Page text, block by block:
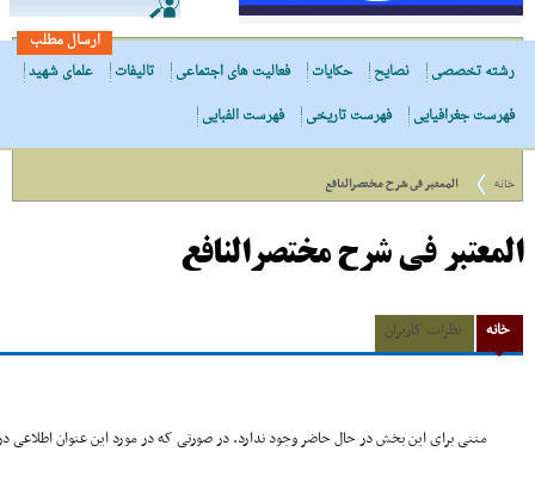
ارسال مطلب
رشته تخصصی
نصایح حکایات فعالیت های اجتماعی تالیفات
علمای شهید
فهرست جغرافیایی
فهرست تاریخی فهرست الفبایی
خانه المعتبر فى شرح مختصرالنافع
المعتبر فى شرح مختصرالنافع
خانه نظرات کاربران
متنی برای این بخش در حال حاضر وجود ندارد. در صورتی که در مورد این عنوان اطلاعی